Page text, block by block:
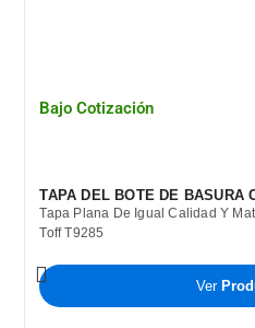
Bajo Cotización
TAPA DEL BOTE DE BASURA
Tapa Plana De Igual Calidad Y
Toff T9285
Ver